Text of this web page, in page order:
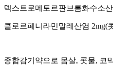
덱스트로메토르판브롬화수소
클로르페니라민말레산염 2mg(
종합감기약으로 몸살, 콧물, 코